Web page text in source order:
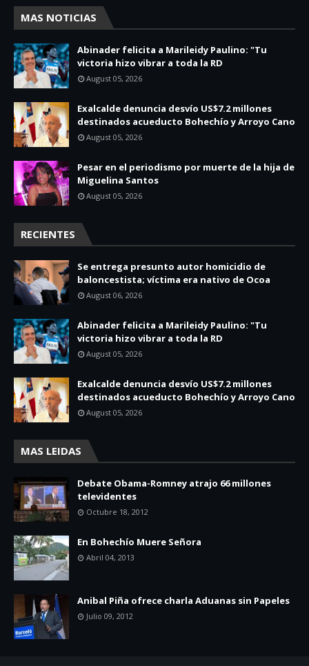
MAS NOTICIAS
Abinader felicita a Marileidy Paulino: "Tu
victoria hizo vibrar a toda la RD
August 05, 2026
Exalcalde denuncia desvío US$7.2 millones
destinados acueducto Bohechío y Arroyo Cano
August 05, 2026
Pesar en el periodismo por muerte de la hija de
Miguelina Santos
August 05, 2026
RECIENTES
Se entrega presunto autor homicidio de
baloncestista; víctima era nativo de Ocoa
August 06, 2026
Abinader felicita a Marileidy Paulino: "Tu
victoria hizo vibrar a toda la RD
August 05, 2026
Exalcalde denuncia desvío US$7.2 millones
destinados acueducto Bohechío y Arroyo Cano
August 05, 2026
MAS LEIDAS
Debate Obama-Romney atrajo 66 millones
televidentes
Octubre 18, 2012
En Bohechío Muere Señora
Abril 04, 2013
Anibal Piña ofrece charla Aduanas sin Papeles
Julio 09, 2012